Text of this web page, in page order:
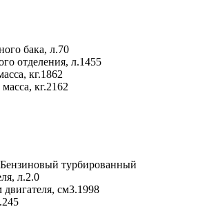
бака, л.70
отделения, л.1455
кг.1862
кг.2162
Бензиновый турбированный
л.2.0
см3.1998
245